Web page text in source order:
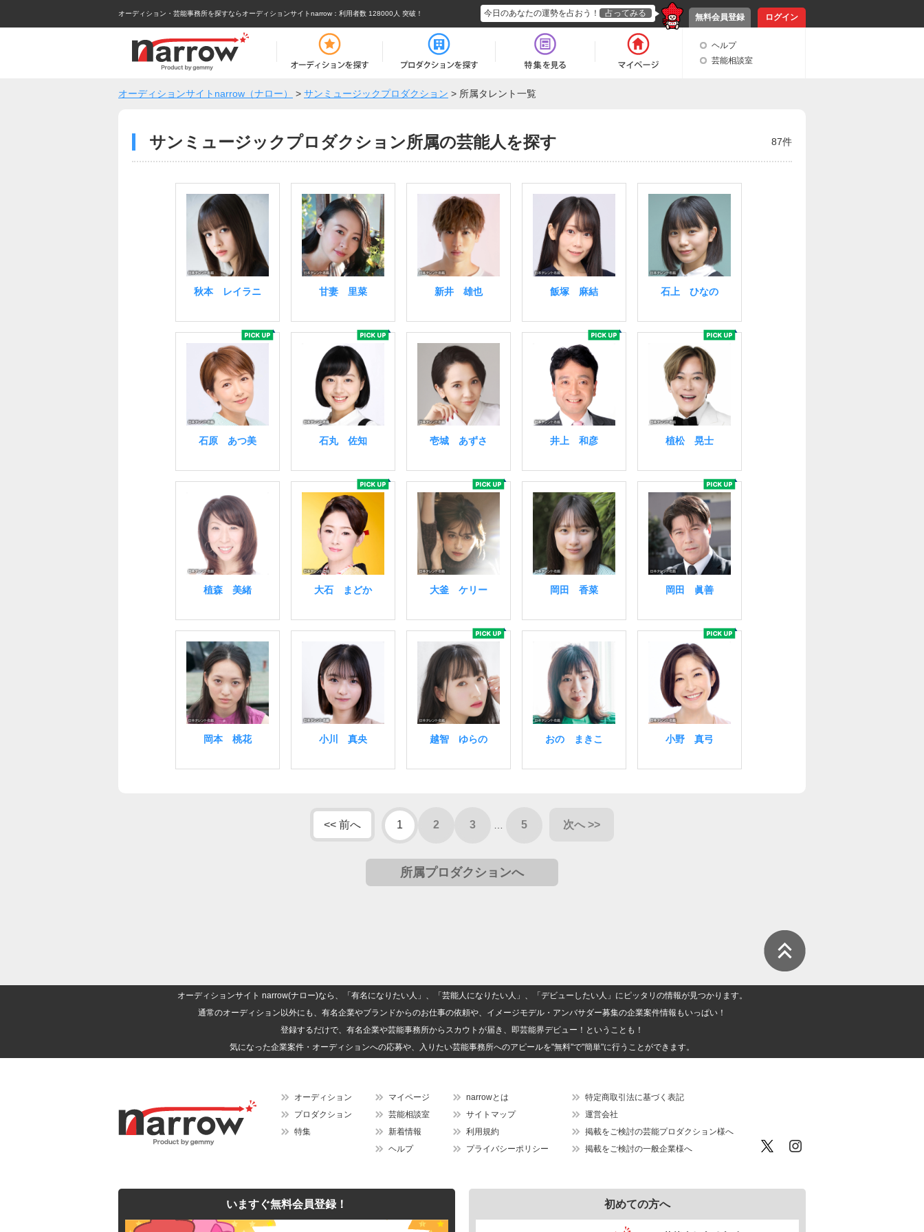
オーディション・芸能事務所を探すならオーディションサイトnarrow ：利用者数 128000人 突破！ 無料会員登録 ログイン
今日のあなたの運勢を占おう！ 占ってみる
ヘルプ
芸能相談室
オーディションサイトnarrow（ナロー） > サンミュージックプロダクション > 所属タレント一覧
サンミュージックプロダクション所属の芸能人を探す 87件
秋本 レイラニ 甘妻 里菜 新井 雄也 飯塚 麻結 石上 ひなの
石原 あつ美 石丸 佐知 壱城 あずさ 井上 和彦 植松 晃士
植森 美緒 大石 まどか 大釜 ケリー 岡田 香菜 岡田 眞善
岡本 桃花 小川 真央 越智 ゆらの おの まきこ 小野 真弓
<< 前へ 1 2 3 … 5 次へ >>
所属プロダクションへ
オーディションサイト narrow(ナロー)なら、「有名になりたい人」、「芸能人になりたい人」、「デビューしたい人」にピッタリの情報が見つかります。
通常のオーディション以外にも、有名企業やブランドからのお仕事の依頼や、イメージモデル・アンバサダー募集の企業案件情報もいっぱい！
登録するだけで、有名企業や芸能事務所からスカウトが届き、即芸能界デビュー！ということも！
気になった企業案件・オーディションへの応募や、入りたい芸能事務所へのアピールを"無料"で"簡単"に行うことができます。
オーディション
プロダクション
特集
マイページ
芸能相談室
新着情報
ヘルプ
narrowとは
サイトマップ
利用規約
プライバシーポリシー
特定商取引法に基づく表記
運営会社
掲載をご検討の芸能プロダクション様へ
掲載をご検討の一般企業様へ
いますぐ無料会員登録！ 初めての方へ